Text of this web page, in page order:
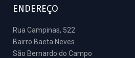
ENDEREÇO
Rua Campinas, 522
Bairro Baeta Neves
São Bernardo do Campo